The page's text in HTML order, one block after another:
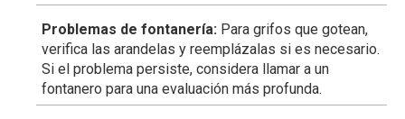
Problemas de fontanería: Para grifos que gotean,
verifica las arandelas y reemplázalas si es necesario.
Si el problema persiste, considera llamar a un
fontanero para una evaluación más profunda.